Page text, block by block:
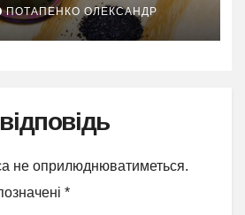
ПОТАПЕНКО ОЛЕКСАНДР
не оприлюднюватиметься.
*